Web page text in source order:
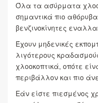
Όλα τα ασύρματα
σημαντικά πιο
βενζινοκίνητες
Έχουν μηδενικές
λιγότερους
χλοοκοπτικά, οπότε
περιβάλλον και πιο
Εάν είστε πιεσμένος